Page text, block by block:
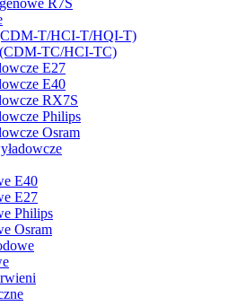
T/HCI-T/HQI-T)
TC/HCI-TC)
E27
E40
RX7S
Philips
Osram
E40
E27
Philips
Osram